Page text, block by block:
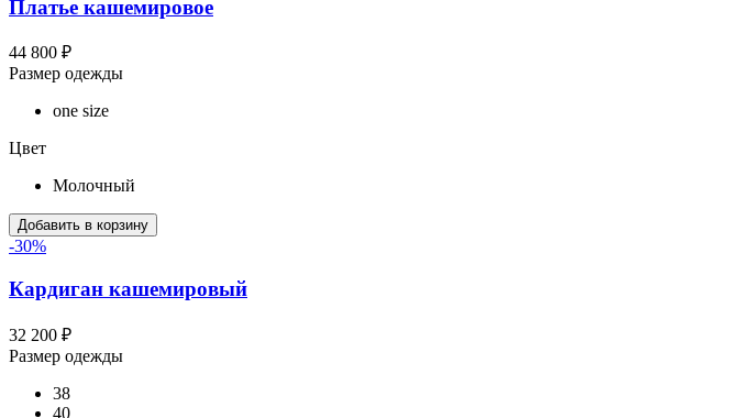
Платье кашемировое
44 800 ₽
Размер одежды
one size
Цвет
Молочный
Добавить в корзину
-30%
Кардиган кашемировый
32 200 ₽
Размер одежды
38
40